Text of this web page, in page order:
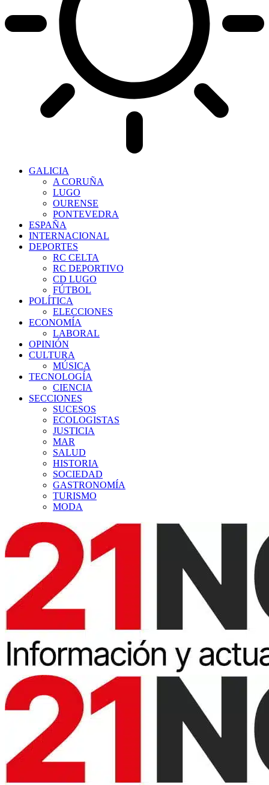
GALICIA
A CORUÑA
LUGO
OURENSE
PONTEVEDRA
ESPAÑA
INTERNACIONAL
DEPORTES
RC CELTA
RC DEPORTIVO
CD LUGO
FÚTBOL
POLÍTICA
ELECCIONES
ECONOMÍA
LABORAL
OPINIÓN
CULTURA
MÚSICA
TECNOLOGÍA
CIENCIA
SECCIONES
SUCESOS
ECOLOGISTAS
JUSTICIA
MAR
SALUD
HISTORIA
SOCIEDAD
GASTRONOMÍA
TURISMO
MODA